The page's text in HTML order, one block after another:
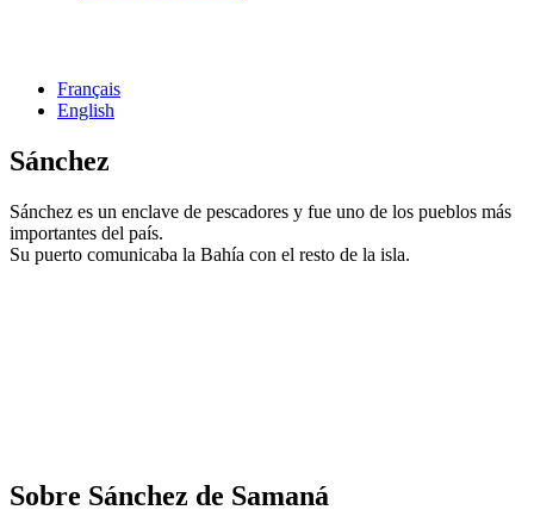
Français
English
Sánchez
Sánchez es un enclave de pescadores y fue uno de los pueblos más
importantes del país.
Su puerto comunicaba la Bahía con el resto de la isla.
Sobre Sánchez de Samaná